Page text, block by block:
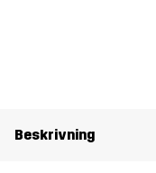
Beskrivning